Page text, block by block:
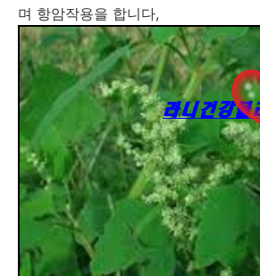
며 항암작용을 합니다,